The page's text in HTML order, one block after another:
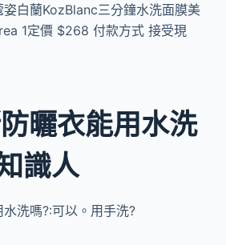
白蘭KozBlanc三分鐘水洗面膜美
1定價 $268 付款方式 接受現
曬衣能用水洗
識人
洗嗎?:可以。用手洗?